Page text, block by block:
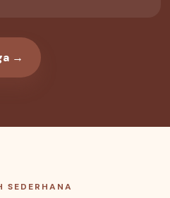
→
SEDERHANA